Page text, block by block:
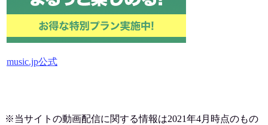
music.jp公式
※当サイトの動画配信に関する情報は2021年4月時点のもの